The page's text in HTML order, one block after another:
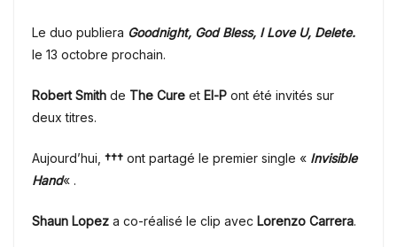
Le duo publiera Goodnight, God Bless, I Love U, Delete.
le 13 octobre prochain.
Robert Smith de The Cure et El-P ont été invités sur
deux titres.
Aujourd’hui, ††† ont partagé le premier single « Invisible
Hand« .
Shaun Lopez a co-réalisé le clip avec Lorenzo Carrera.